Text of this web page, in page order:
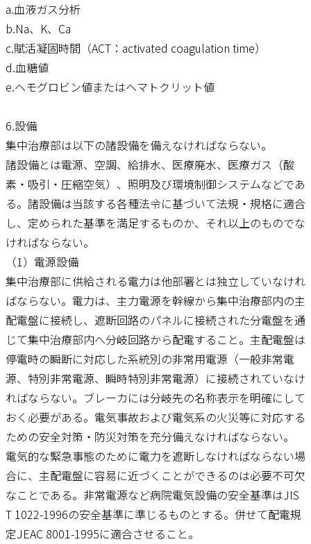
a.血液ガス分析
b.Na、K、Ca
c.賦活凝固時間（ACT：activated coagulation time）
d.血糖値
e.ヘモグロビン値またはヘマトクリット値
6.設備
集中治療部は以下の諸設備を備えなければならない。
諸設備とは電源、空調、給排水、医療廃水、医療ガス（酸
素・吸引・圧縮空気）、照明及び環境制御システムなどであ
る。諸設備は当該する各種法令に基づいて法規・規格に適合
し、定められた基準を満足するものか、それ以上のものでな
ければならない。
（1）電源設備
集中治療部に供給される電力は他部署とは独立していなけれ
ばならない。電力は、主力電源を幹線から集中治療部内の主
配電盤に接続し、遮断回路のパネルに接続された分電盤を通
じて集中治療部内へ分岐回路から配電すること。主配電盤は
停電時の瞬断に対応した系統別の非常用電源（一般非常電
源、特別非常電源、瞬時特別非常電源）に接続されていなけ
ればならない。ブレーカには分岐先の名称表示を明確にして
おく必要がある。電気事故および電気系の火災等に対応する
ための安全対策・防災対策を充分備えなければならない。
電気的な緊急事態のために電力を遮断しなければならない場
合に、主配電盤に容易に近づくことができるのは必要不可欠
なことである。非常電源など病院電気設備の安全基準はJIS
T 1022-1996の安全基準に準じるものとする。併せて配電規
定JEAC 8001-1995に適合させること。